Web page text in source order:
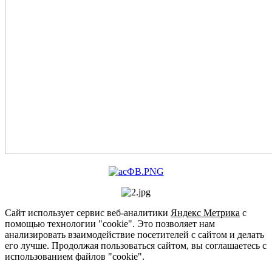
Сайт использует сервис веб-аналитики Яндекс Метрика с
помощью технологии "cookie". Это позволяет нам
анализировать взаимодействие посетителей с сайтом и делать
его лучше. Продолжая пользоваться сайтом, вы соглашаетесь с
использованием файлов "cookie".